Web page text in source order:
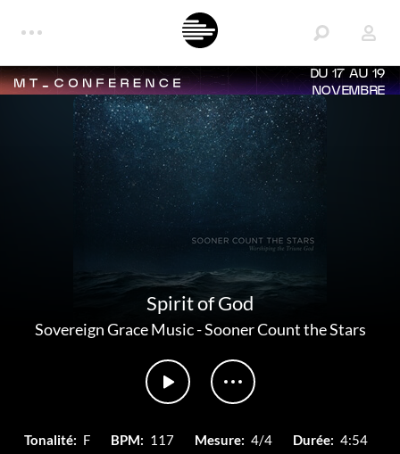
DU 17 AU 19
NOVEMBRE
Spirit of God
Sovereign Grace Music-Sooner Count the Stars
Tonalité: F BPM: 117 Mesure: 4/4 Durée: 4:54